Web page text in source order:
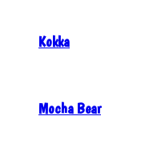
Kokka
Mocha Bear